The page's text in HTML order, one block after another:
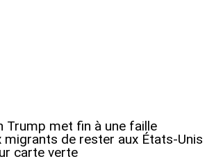
Trump met fin à une faille
de rester aux États-Unis
carte verte